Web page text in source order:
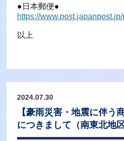
●日本郵便●
https://
以上
2024.07.30
【豪雨災害・地震に伴う
につきまして（南東北地